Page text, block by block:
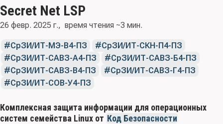
Secret Net LSP
26 февр. 2025 г. время чтения ~3 мин.
СрЗИ/ИТ-МЭ-В4-ПЗ
СрЗИ/ИТ-СКН-П4-ПЗ
СрЗИ/ИТ-САВЗ-А4-ПЗ
СрЗИ/ИТ-САВЗ-Б4-ПЗ
СрЗИ/ИТ-САВЗ-В4-ПЗ
СрЗИ/ИТ-САВЗ-Г4-ПЗ
СрЗИ/ИТ-СОВ-У4-ПЗ
Комплексная защита информации для операционных
систем семейства Linux от Код Безопасности